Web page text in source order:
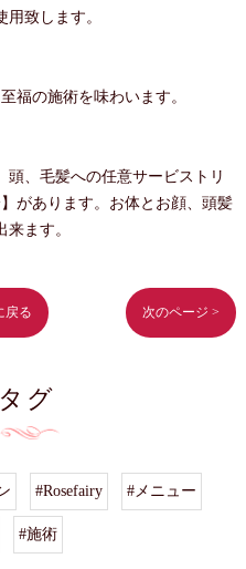
致します。
福の施術を味わいます。
、毛髪への任意サービストリ
があります。お体とお顔、頭髪
ます。
戻る 次のページ >
グ
#Rosefairy #メニュー
#施術